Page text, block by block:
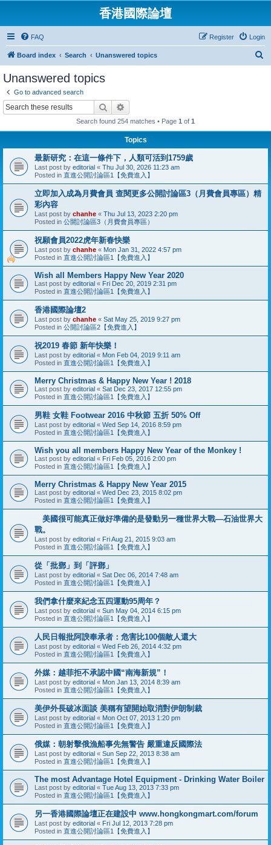
香港國際論壇
FAQ Login
Register
Board index Search Unanswered topics
Unanswered topics
Go to advanced search
Search
Search found 254 matches • Page 1 of 1
Topics
最新研究：在這一條件下，人類可活到1759歲
Last post by editorial « Thu Jul 30, 2026 11:23 am
Posted in 直進公開討論區1【免費進入】
立即加入成為月費會員 查閱更多公開討論區3（月費會員專區）精
彩內容
Last post by chanhe « Thu Jul 13, 2023 2:20 pm
Posted in 公開討論區3（月費會員專區）
祝願會員2022虎年新春快樂
Last post by chanhe « Mon Jan 31, 2022 4:57 pm
Posted in 直進公開討論區1【免費進入】
Wish all Members Happy New Year 2020
Last post by editorial « Fri Dec 20, 2019 2:31 pm
Posted in 直進公開討論區1【免費進入】
香港國際論壇2
Last post by chanhe « Sat May 25, 2019 9:27 pm
Posted in 公開討論區2【免費進入】
祝2019 春節 新年快樂！
Last post by editorial « Mon Feb 04, 2019 9:11 am
Posted in 直進公開討論區1【免費進入】
Merry Christmas & Happy New Year ! 2018
Last post by editorial « Sat Dec 23, 2017 12:55 pm
Posted in 直進公開討論區1【免費進入】
男鞋 女鞋 Footwear 2016 中 秋 節 五 折 50% Off
Last post by editorial « Wed Sep 14, 2016 8:59 pm
Posted in 直進公開討論區1【免費進入】
Wish you all members Happy New Year of the Monkey !
Last post by editorial « Fri Feb 05, 2016 2:00 pm
Posted in 直進公開討論區1【免費進入】
Merry Christmas & Happy New Year 2015
Last post by editorial « Wed Dec 23, 2015 8:02 pm
Posted in 直進公開討論區1【免費進入】
美國很可能真正做好準備的是發動另一種世界大戰—石油世界大
戰。
Last post by editorial « Fri Aug 21, 2015 9:03 am
Posted in 直進公開討論區1【免費進入】
從「批鄧」到「評鄧」
Last post by editorial « Sat Dec 06, 2014 7:48 am
Posted in 直進公開討論區1【免費進入】
我們拿什麼來紀念五四運動95周年？
Last post by editorial « Sun May 04, 2014 6:15 pm
Posted in 直進公開討論區1【免費進入】
人民日報批阿諛奉承者：危害比100個敵人還大
Last post by editorial « Wed Feb 26, 2014 4:32 pm
Posted in 直進公開討論區1【免費進入】
外媒：越菲拒不承認中國“南海新規”！
Last post by editorial « Mon Jan 13, 2014 8:39 am
Posted in 直進公開討論區1【免費進入】
美伊外長破冰面談 美稱有望開始取消對伊朗制裁
Last post by editorial « Mon Oct 07, 2013 1:20 pm
Posted in 直進公開討論區1【免費進入】
俄媒：朝射擊俄漁船事先無警告 嚴重違反國際法
Last post by editorial « Sun Sep 22, 2013 8:38 am
Posted in 直進公開討論區1【免費進入】
The most Advantage Hotel Equipment - Drinking Water Boiler
Last post by editorial « Tue Aug 13, 2013 7:33 pm
Posted in 直進公開討論區1【免費進入】
另一香港國際論壇正在建設中 www.hongkongmart.com/forum
Last post by editorial « Fri Jul 12, 2013 7:28 pm
Posted in 直進公開討論區1【免費進入】